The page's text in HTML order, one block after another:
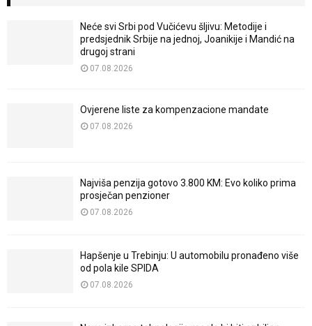
Neće svi Srbi pod Vučićevu šljivu: Metodije i
predsjednik Srbije na jednoj, Joanikije i Mandić na
drugoj strani
07.08.2026
Ovjerene liste za kompenzacione mandate
07.08.2026
Najviša penzija gotovo 3.800 KM: Evo koliko prima
prosječan penzioner
07.08.2026
Hapšenje u Trebinju: U automobilu pronađeno više
od pola kile SPIDA
07.08.2026